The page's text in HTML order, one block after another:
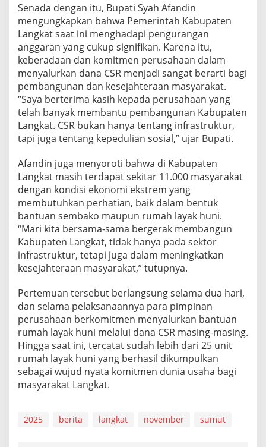
a
n
Senada dengan itu, Bupati Syah Afandin
mengungkapkan bahwa Pemerintah Kabupaten
Langkat saat ini menghadapi pengurangan
anggaran yang cukup signifikan. Karena itu,
keberadaan dan komitmen perusahaan dalam
menyalurkan dana CSR menjadi sangat berarti bagi
pembangunan dan kesejahteraan masyarakat.
“Saya berterima kasih kepada perusahaan yang
telah banyak membantu pembangunan Kabupaten
Langkat. CSR bukan hanya tentang infrastruktur,
tapi juga tentang kepedulian sosial,” ujar Bupati.
Afandin juga menyoroti bahwa di Kabupaten
Langkat masih terdapat sekitar 11.000 masyarakat
dengan kondisi ekonomi ekstrem yang
membutuhkan perhatian, baik dalam bentuk
bantuan sembako maupun rumah layak huni.
“Mari kita bersama-sama bergerak membangun
Kabupaten Langkat, tidak hanya pada sektor
infrastruktur, tetapi juga dalam meningkatkan
kesejahteraan masyarakat,” tutupnya.
Pertemuan tersebut berlangsung selama dua hari,
dan selama pelaksanaannya para pimpinan
perusahaan berkomitmen menyalurkan bantuan
rumah layak huni melalui dana CSR masing-masing.
Hingga saat ini, tercatat sudah lebih dari 25 unit
rumah layak huni yang berhasil dikumpulkan
sebagai wujud nyata komitmen dunia usaha bagi
masyarakat Langkat.
2025 berita langkat november sumut